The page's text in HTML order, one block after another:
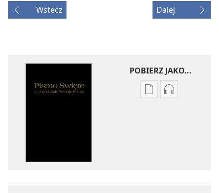
Wstecz Dalej
POBIERZ JAKO...
UstawieniaUstawienia